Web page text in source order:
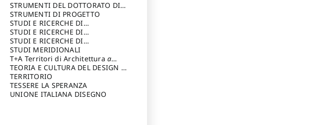
Poretti Sergio
Rossi Lauro
STRUMENTI DEL DOTTORATO DI
RICERCA IN RILIEVO E
RAPPRESENTAZIONE
DELL’ARCHITETTURA E
DELL’AMBIENTEa cura di: Migliari
Riccardo
STRUMENTI DI PROGETTO
STUDI E RICERCHE DI
ARCHEOLOGIA IN SICILIA
di: Pelagatti Paola
STUDI E RICERCHE DI
ARCHITETTURA del Dipartimento
di Architettura Università degli
Studi G. d' Annunzio
STUDI E RICERCHE DI
ARCHITETTURA del Dipartimento
di Architettura Università degli
Studi G. d' Annunzio, Chieti-
Pescaraa cura di: Fusero Paolo
STUDI MERIDIONALI
T+A Territori di Architetturaa
cura di: Ramazzotti Luigi
TEORIA E CULTURA DEL DESIGN a
cura di: Furlanis Giuseppe
TERRITORIO
TESSERE LA SPERANZA
UNIONE ITALIANA DISEGNO